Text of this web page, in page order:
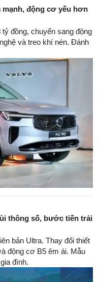
mạnh, động cơ yếu hơn
đồng, chuyển sang động
và treo khí nén. Đánh
thông số, bước tiến trải
bản Ultra. Thay đổi thiết
động cơ B5 êm ái. Mẫu
đình.